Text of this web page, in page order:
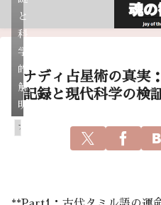
ナディ占星術の真実
記録と現代科学の検
アガスティアの葉
と
科
学
的
解
明